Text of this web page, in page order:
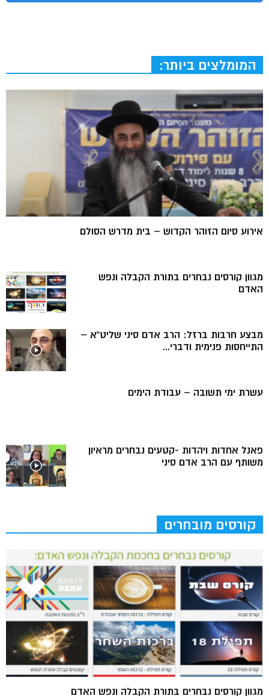
המומלצים ביותר:
אירוע סיום הזוהר הקדוש – בית מדרש הסולם
מגוון קורסים נבחרים בתורת הקבלה ונפש
האדם
מבצע חרבות ברזל: הרב אדם סיני שליט”א –
התייחסות פנימית ודברי...
עשרת ימי תשובה – עבודת הימים
פאנל אחדות ויהדות -קטעים נבחרים מראיון
משותף עם הרב אדם סיני
קורסים מובחרים
מגוון קורסים נבחרים בתורת הקבלה ונפש האדם